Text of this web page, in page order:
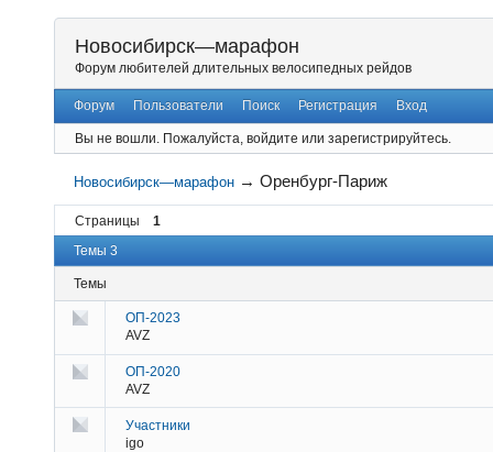
Новосибирск—марафон
Форум любителей длительных велосипедных рейдов
Форум Пользователи Поиск Регистрация Вход
Вы не вошли. Пожалуйста, войдите или зарегистрируйтесь.
Новосибирск—марафон →Оренбург-Париж
Страницы
1
Темы 3
Темы
ОП-2023
AVZ
ОП-2020
AVZ
Участники
igo